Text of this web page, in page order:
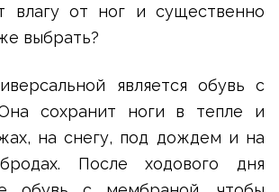
влагу от ног и существенно
выбрать?
является обувь с
сохранит ноги в тепле и
на снегу, под дождем и на
После ходового дня